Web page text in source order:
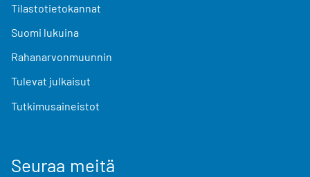
Tilastotietokannat
Suomi lukuina
Rahanarvonmuunnin
Tulevat julkaisut
Tutkimusaineistot
Seuraa meitä